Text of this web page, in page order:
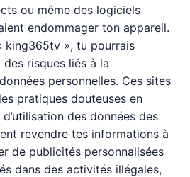
ou même des logiciels
endommager ton appareil.
king365tv », tu pourrais
des risques liés à la
personnelles. Ces sites
pratiques douteuses en
des données des
revendre tes informations à
de publicités personnalisées
dans des activités illégales,